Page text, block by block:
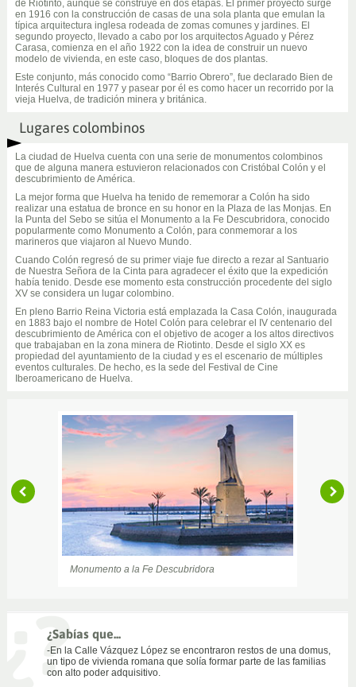
de Riotinto, aunque se construye en dos etapas. El primer proyecto surge
en 1916 con la construcción de casas de una sola planta que emulan la
típica arquitectura inglesa rodeada de zomas comunes y jardines. El
segundo proyecto, llevado a cabo por los arquitectos Aguado y Pérez
Carasa, comienza en el año 1922 con la idea de construir un nuevo
modelo de vivienda, en este caso, bloques de dos plantas.
Este conjunto, más conocido como “Barrio Obrero”, fue declarado Bien de
Interés Cultural en 1977 y pasear por él es como hacer un recorrido por la
vieja Huelva, de tradición minera y británica.
Lugares colombinos
La ciudad de Huelva cuenta con una serie de monumentos colombinos
que de alguna manera estuvieron relacionados con Cristóbal Colón y el
descubrimiento de América.
La mejor forma que Huelva ha tenido de rememorar a Colón ha sido
realizar una estatua de bronce en su honor en la Plaza de las Monjas. En
la Punta del Sebo se sitúa el Monumento a la Fe Descubridora, conocido
popularmente como Monumento a Colón, para conmemorar a los
marineros que viajaron al Nuevo Mundo.
Cuando Colón regresó de su primer viaje fue directo a rezar al Santuario
de Nuestra Señora de la Cinta para agradecer el éxito que la expedición
había tenido. Desde ese momento esta construcción procedente del siglo
XV se considera un lugar colombino.
En pleno Barrio Reina Victoria está emplazada la Casa Colón, inaugurada
en 1883 bajo el nombre de Hotel Colón para celebrar el IV centenario del
descubrimiento de América con el objetivo de acoger a los altos directivos
que trabajaban en la zona minera de Riotinto. Desde el siglo XX es
propiedad del ayuntamiento de la ciudad y es el escenario de múltiples
eventos culturales. De hecho, es la sede del Festival de Cine
Iberoamericano de Huelva.
Monumento a la Fe Descubridora
Santuario de Nuestra Señora de la Cinta
Casa Colón
¿Sabías que...
-En la Calle Vázquez López se encontraron restos de una domus,
un tipo de vivienda romana que solía formar parte de las familias
con alto poder adquisitivo.